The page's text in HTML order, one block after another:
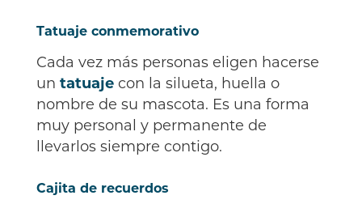
Tatuaje conmemorativo
Cada vez más personas eligen hacerse
un tatuajecon la silueta, huella o
nombre de su mascota. Es una forma
muy personal y permanente de
llevarlos siempre contigo.
Cajita de recuerdos